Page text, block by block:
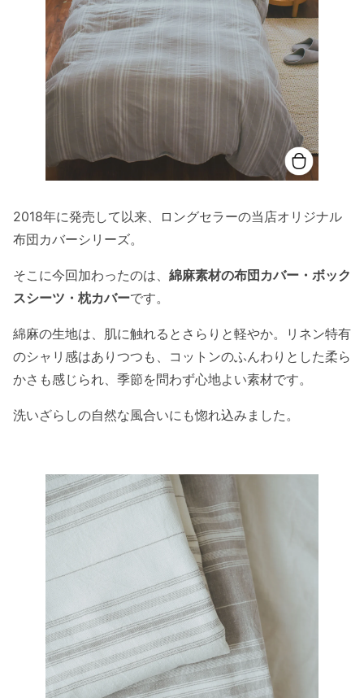
2018年に発売して以来、ロングセラーの当店オリジナル
布団カバーシリーズ。
そこに今回加わったのは、 綿麻素材の布団カバー・ボック
スシーツ・枕カバーです。
綿麻の生地は、肌に触れるとさらりと軽やか。リネン特有
のシャリ感はありつつも、コットンのふんわりとした柔ら
かさも感じられ、季節を問わず心地よい素材です。
洗いざらしの自然な風合いにも惚れ込みました。